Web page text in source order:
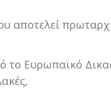
αποτελεί
το Ευρωπαϊκό